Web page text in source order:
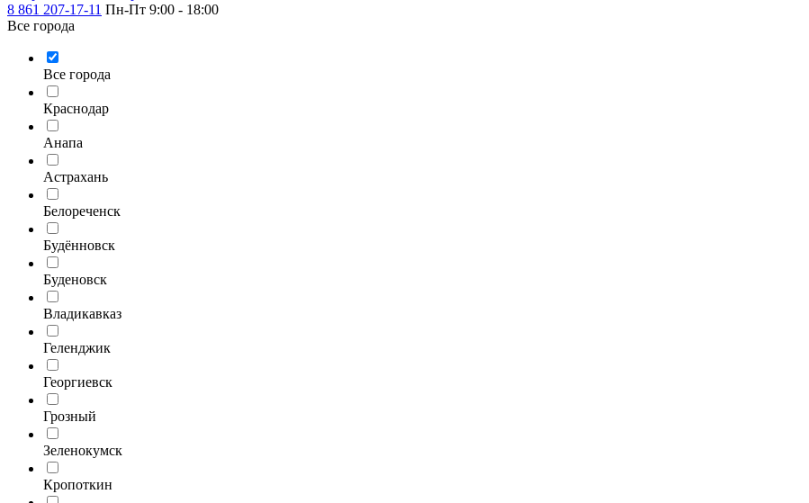
8 861 207-17-11 Пн-Пт 9:00 - 18:00
Все города
Все города
Краснодар
Анапа
Астрахань
Белореченск
Будённовск
Буденовск
Владикавказ
Геленджик
Георгиевск
Грозный
Зеленокумск
Кропоткин